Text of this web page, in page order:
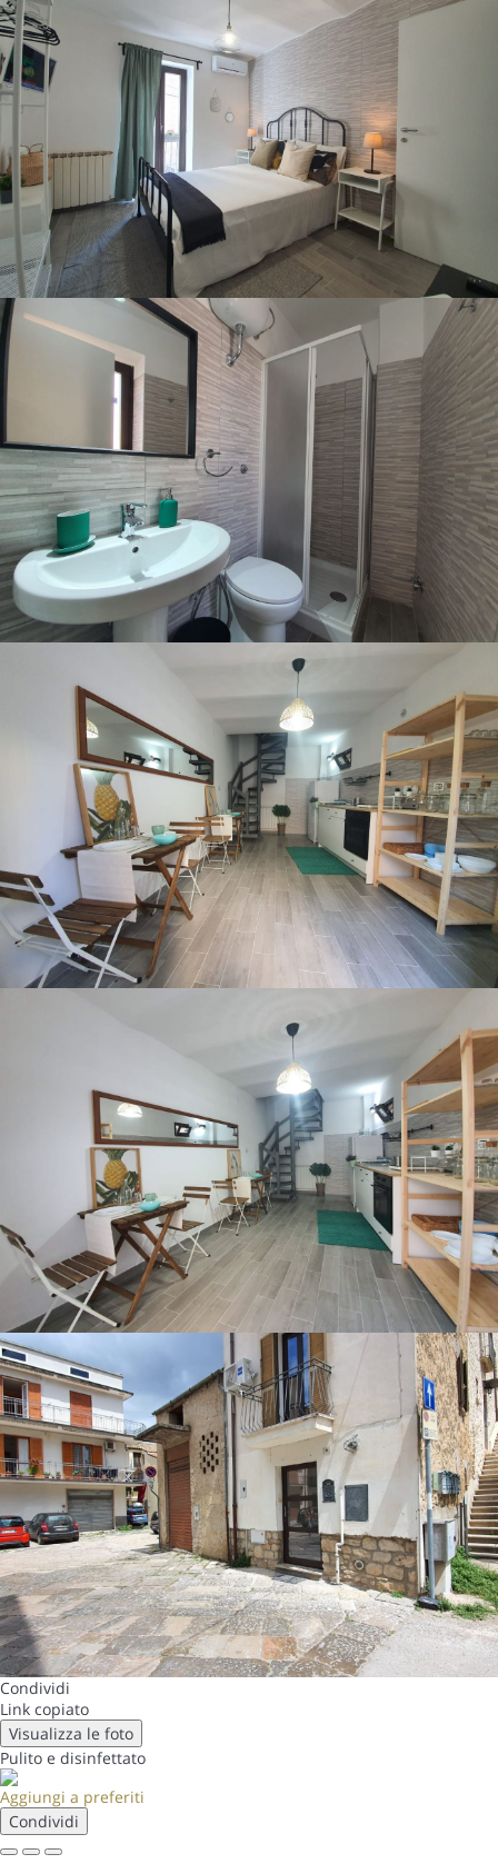
Condividi
Link copiato
Visualizza le foto
Pulito e disinfettato
Aggiungi a preferiti
Condividi